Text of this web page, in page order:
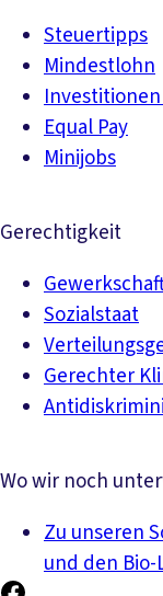
Steuertipps
Mindestlohn
Equal Pay
Minijobs
Gerechtigkeit
Sozialstaat
Gerechter
Wo wir noch
Zu unseren
und den Bio-